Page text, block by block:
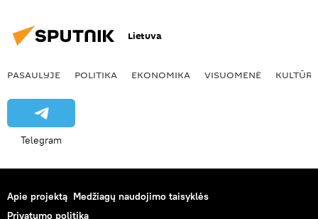
Lietuva
PASAULYJE POLITIKA EKONOMIKA VISUOMENĖ KULTŪRA
Telegram
Apie projektą Medžiagų naudojimo taisyklės
Privatumo politika